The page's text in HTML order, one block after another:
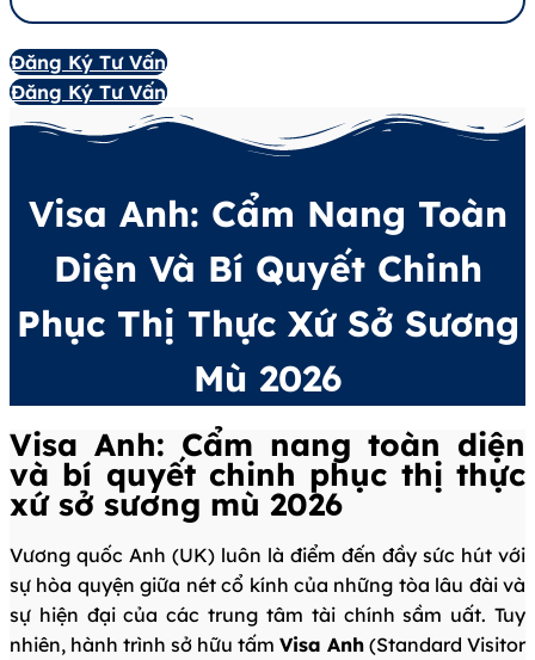
Đăng Ký Tư Vấn
Đăng Ký Tư Vấn
Visa Anh: Cẩm Nang Toàn
Diện Và Bí Quyết Chinh
Phục Thị Thực Xứ Sở Sương
Mù 2026
Visa Anh: Cẩm nang toàn diện
và bí quyết chinh phục thị thực
xứ sở sương mù 2026
Vương quốc Anh (UK) luôn là điểm đến đầy sức hút với
sự hòa quyện giữa nét cổ kính của những tòa lâu đài và
sự hiện đại của các trung tâm tài chính sầm uất. Tuy
nhiên, hành trình sở hữu tấm Visa Anh (Standard Visitor